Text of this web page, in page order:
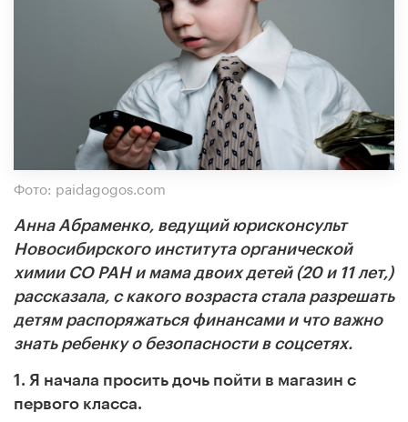
Фото: paidagogos.com
Анна Абраменко, ведущий юрисконсульт
Новосибирского института органической
химии СО РАН и мама двоих детей (20 и 11 лет,)
рассказала, с какого возраста стала разрешать
детям распоряжаться финансами и что важно
знать ребенку о безопасности в соцсетях.
1. Я начала просить дочь пойти в магазин с
первого класса.